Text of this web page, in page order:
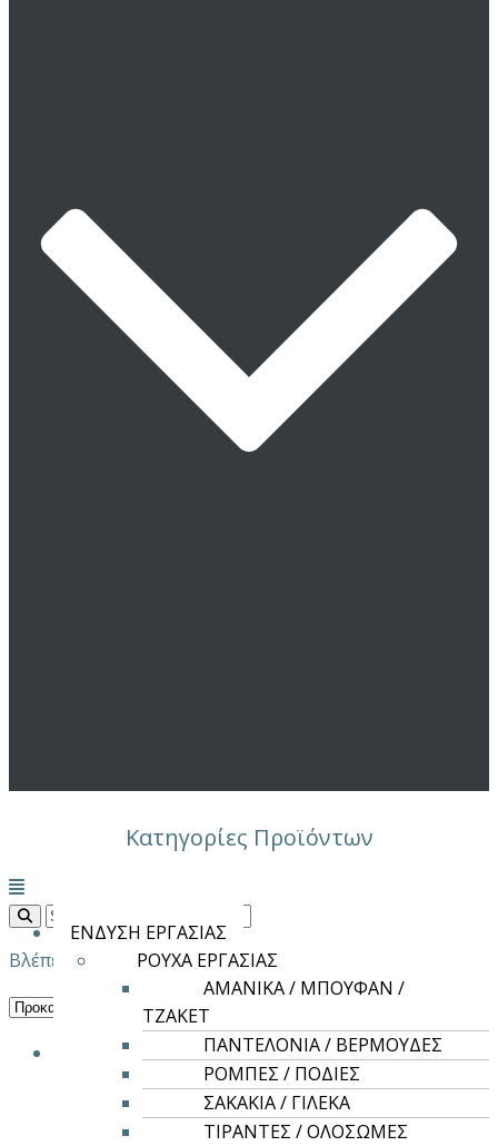
Κατηγορίες Προϊόντων
Μενού
ΕΝΔΥΣΗ ΕΡΓΑΣΙΑΣ
ΡΟΥΧΑ ΕΡΓΑΣΙΑΣ
ΑΜΑΝΙΚΑ / ΜΠΟΥΦΑΝ /
ΤΖΑΚΕΤ
ΠΑΝΤΕΛΟΝΙΑ / ΒΕΡΜΟΥΔΕΣ
ΡΟΜΠΕΣ / ΠΟΔΙΕΣ
ΣΑΚΑΚΙΑ / ΓΙΛΕΚΑ
ΤΙΡΑΝΤΕΣ / ΟΛΟΣΩΜΕΣ
Βλέπετε 1–12 από 25 αποτελέσματα